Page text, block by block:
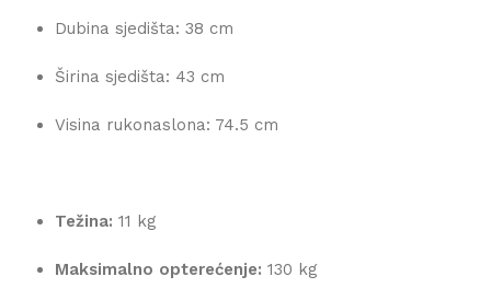
Dubina sjedišta: 38 cm
Širina sjedišta: 43 cm
Visina rukonaslona: 74.5 cm
Težina: 11 kg
Maksimalno opterećenje: 130 kg